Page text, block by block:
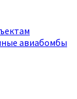
авиабомбы